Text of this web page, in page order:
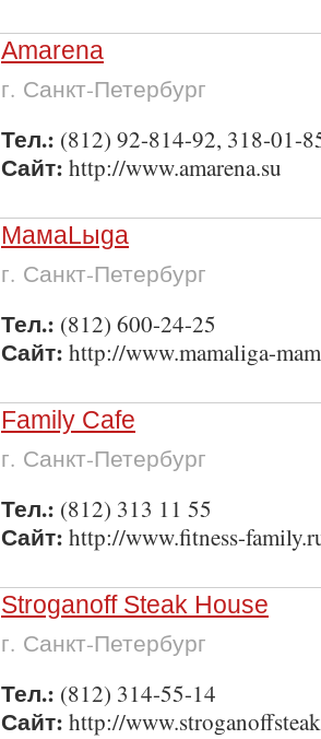
Amarena
г. Санкт-Петербург
Тел.: (812) 92-814-92, 318-01-
Сайт: http://www.amarena.su
МамаLыga
г. Санкт-Петербург
Тел.: (812) 600-24-25
Сайт: http://www.mamaliga-
Family Cafe
г. Санкт-Петербург
Тел.: (812) 313 11 55
Сайт: http://www.fitness-
Stroganoff Steak House
г. Санкт-Петербург
Тел.: (812) 314-55-14
Сайт: http://